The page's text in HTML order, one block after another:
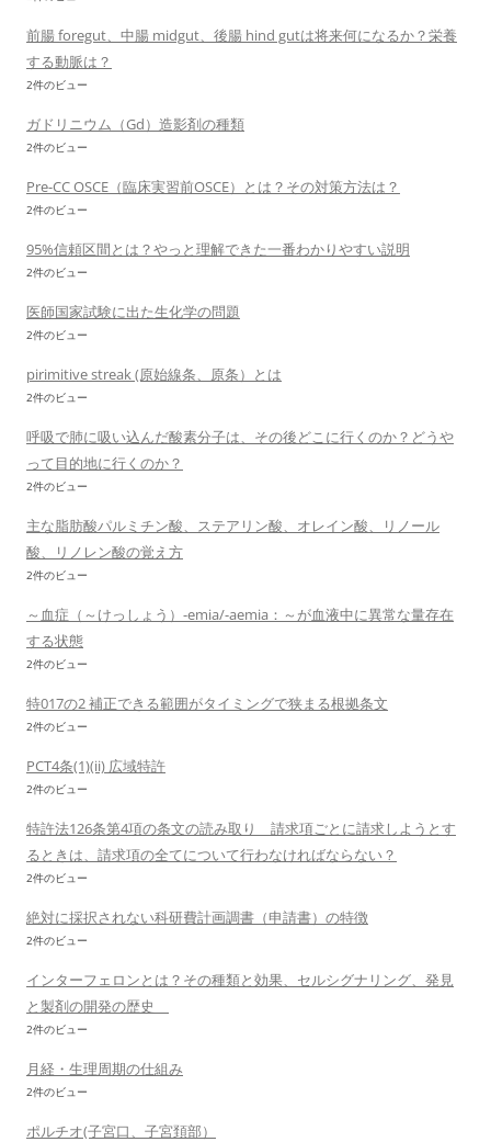
前腸 foregut、中腸 midgut、後腸 hind gutは将来何になるか？栄養
する動脈は？
2件のビュー
ガドリニウム（Gd）造影剤の種類
2件のビュー
Pre-CC OSCE（臨床実習前OSCE）とは？その対策方法は？
2件のビュー
95%信頼区間とは？やっと理解できた一番わかりやすい説明
2件のビュー
医師国家試験に出た生化学の問題
2件のビュー
pirimitive streak (原始線条、原条）とは
2件のビュー
呼吸で肺に吸い込んだ酸素分子は、その後どこに行くのか？どうや
って目的地に行くのか？
2件のビュー
主な脂肪酸パルミチン酸、ステアリン酸、オレイン酸、リノール
酸、リノレン酸の覚え方
2件のビュー
～血症（～けっしょう）-emia/-aemia：～が血液中に異常な量存在
する状態
2件のビュー
特017の2 補正できる範囲がタイミングで狭まる根拠条文
2件のビュー
PCT4条(1)(ii) 広域特許
2件のビュー
特許法126条第4項の条文の読み取り 請求項ごとに請求しようとす
るときは、請求項の全てについて行わなければならない？
2件のビュー
絶対に採択されない科研費計画調書（申請書）の特徴
2件のビュー
インターフェロンとは？その種類と効果、セルシグナリング、発見
と製剤の開発の歴史
2件のビュー
月経・生理周期の仕組み
2件のビュー
ポルチオ(子宮口、子宮頚部）